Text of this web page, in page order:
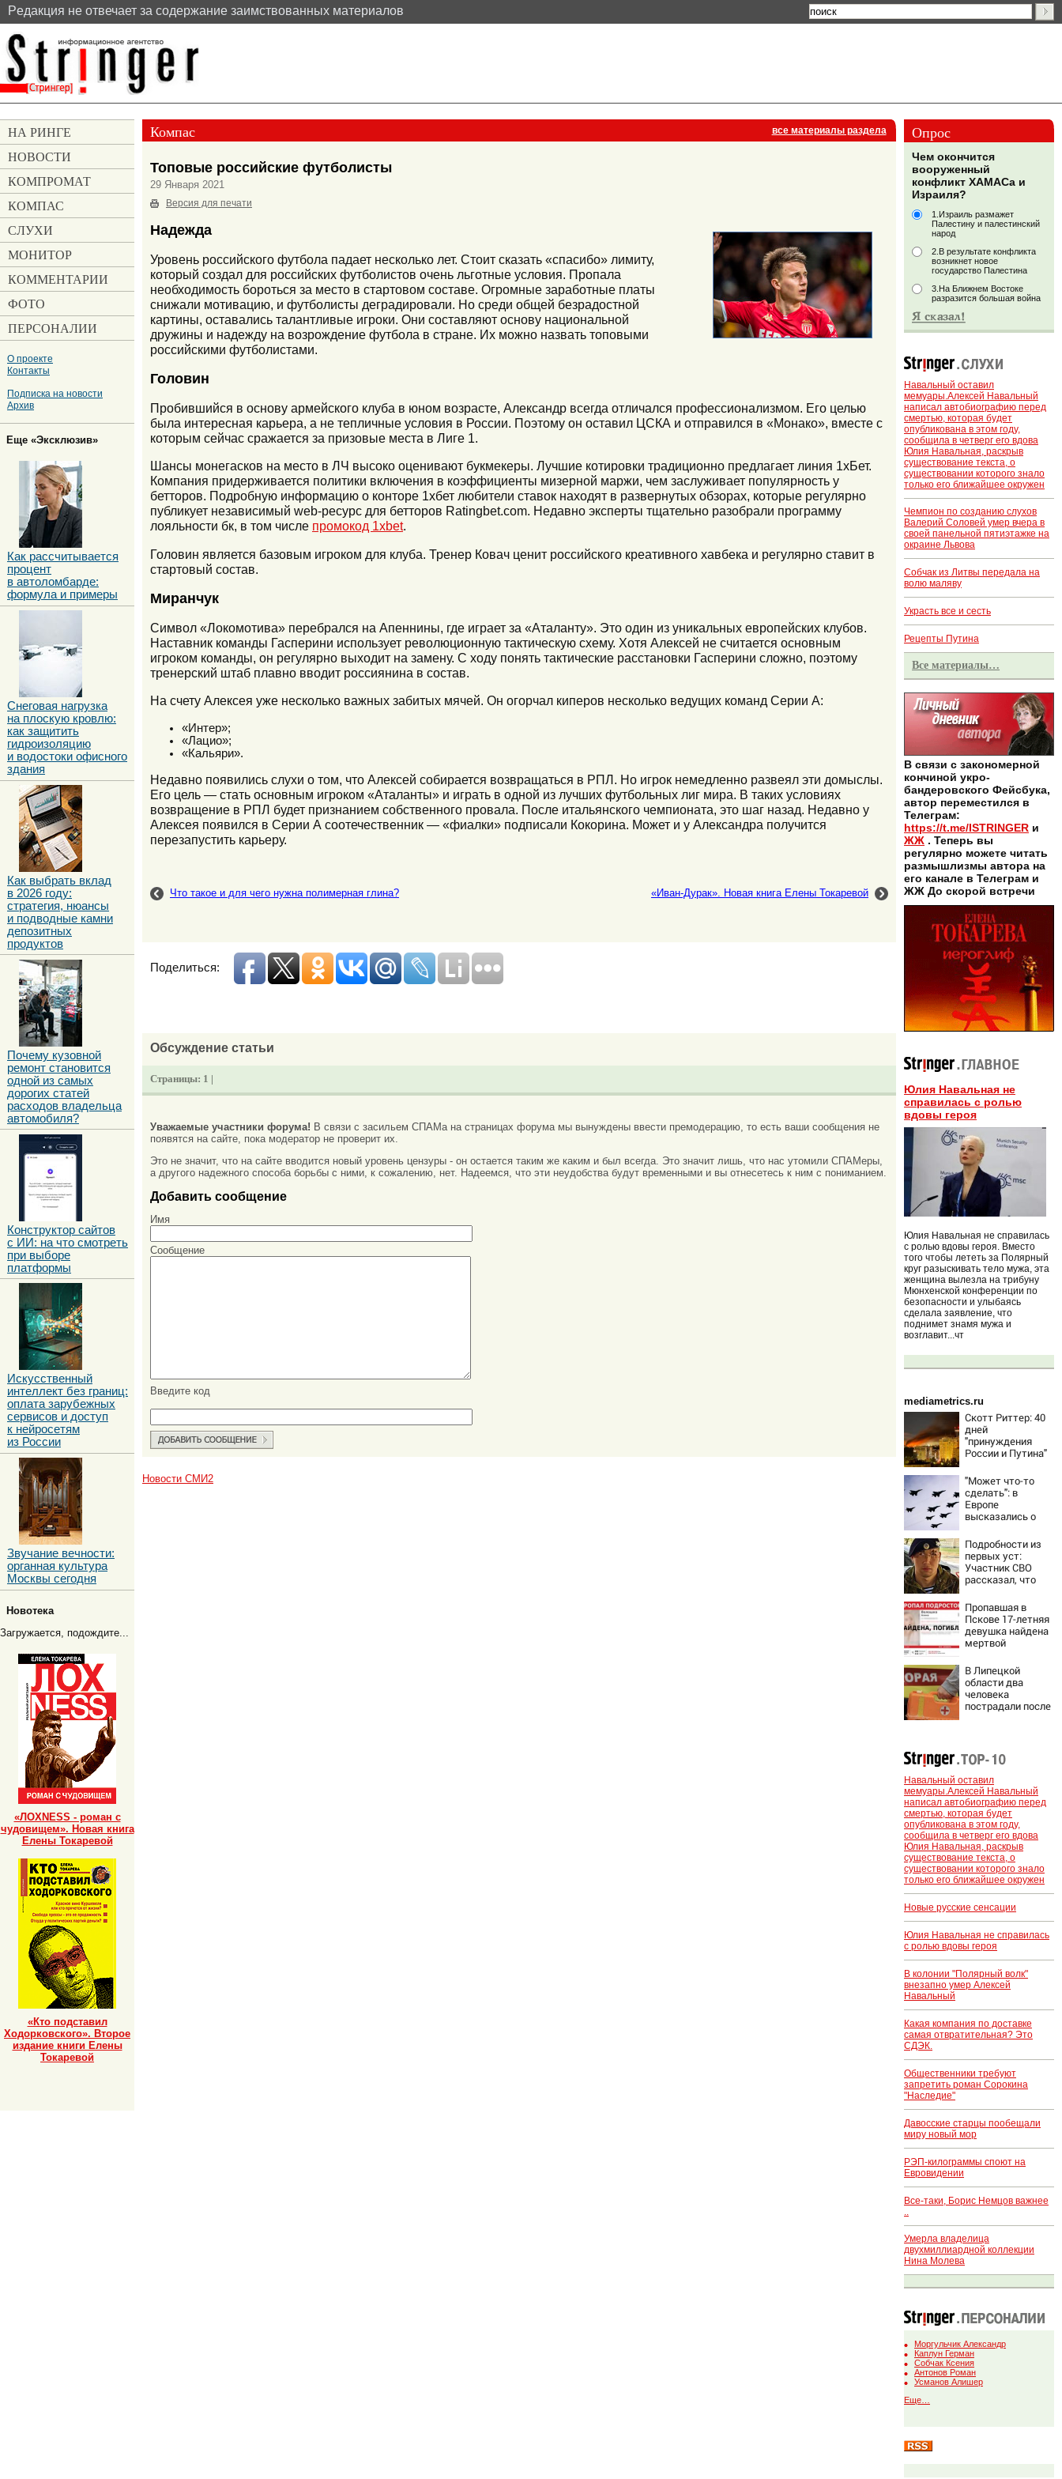
Pедакция не отвечает за содержание заимствованных материалов
Компас все материалы раздела
Топовые российские футболисты
29 Января 2021
Версия для печати
Надежда
Уровень российского футбола падает несколько лет. Стоит сказать «спасибо» лимиту,
который создал для российских футболистов очень льготные условия. Пропала
необходимость бороться за место в стартовом составе. Огромные заработные платы
снижали мотивацию, и футболисты деградировали. Но среди общей безрадостной
картины, оставались талантливые игроки. Они составляют основу национальной
дружины и надежду на возрождение футбола в стране. Их можно назвать топовыми
российскими футболистами.
Головин
Пробившийся в основу армейского клуба в юном возрасте, Александр всегда отличался профессионализмом. Его целью
была интересная карьера, а не тепличные условия в России. Поэтому он оставил ЦСКА и отправился в «Монако», вместе с
которым сейчас сражается за призовые места в Лиге 1.
Шансы монегасков на место в ЛЧ высоко оценивают букмекеры. Лучшие котировки традиционно предлагает линия 1хБет.
Компания придерживается политики включения в коэффициенты мизерной маржи, чем заслуживает популярность у
бетторов. Подробную информацию о конторе 1хбет любители ставок находят в развернутых обзорах, которые регулярно
публикует независимый web-ресурс для бетторов Ratingbet.com. Недавно эксперты тщательно разобрали программу
лояльности бк, в том числе промокод 1xbet.
Головин является базовым игроком для клуба. Тренер Ковач ценит российского креативного хавбека и регулярно ставит в
стартовый состав.
Миранчук
Символ «Локомотива» перебрался на Апеннины, где играет за «Аталанту». Это один из уникальных европейских клубов.
Наставник команды Гасперини использует революционную тактическую схему. Хотя Алексей не считается основным
игроком команды, он регулярно выходит на замену. С ходу понять тактические расстановки Гасперини сложно, поэтому
тренерский штаб плавно вводит россиянина в состав.
На счету Алексея уже несколько важных забитых мячей. Он огорчал киперов несколько ведущих команд Серии А:
«Интер»;
«Лацио»;
«Кальяри».
Недавно появились слухи о том, что Алексей собирается возвращаться в РПЛ. Но игрок немедленно развеял эти домыслы.
Его цель — стать основным игроком «Аталанты» и играть в одной из лучших футбольных лиг мира. В таких условиях
возвращение в РПЛ будет признанием собственного провала. После итальянского чемпионата, это шаг назад. Недавно у
Алексея появился в Серии А соотечественник — «фиалки» подписали Кокорина. Может и у Александра получится
перезапустить карьеру.
Что такое и для чего нужна полимерная глина? «Иван-Дурак». Новая книга Елены Токаревой
Поделиться:
Обсуждение статьи
Страницы: 1 |
Уважаемые участники форума! В связи с засильем СПАМа на страницах форума мы вынуждены ввести премодерацию, то есть ваши сообщения не
появятся на сайте, пока модератор не проверит их.
Это не значит, что на сайте вводится новый уровень цензуры - он остается таким же каким и был всегда. Это значит лишь, что нас утомили СПАМеры,
а другого надежного способа борьбы с ними, к сожалению, нет. Надеемся, что эти неудобства будут временными и вы отнесетесь к ним с пониманием.
Добавить сообщение
Имя
Сообщение
Введите код
Новости СМИ2
Опрос
Чем окончится
вооруженный
конфликт ХАМАСа и
Израиля?
1.Израиль размажет
Палестину и палестинский
народ
2.В результате конфликта
возникнет новое
государство Палестина
3.На Ближнем Востоке
разразится большая война
Навальный оставил
мемуары.Алексей Навальный
написал автобиографию перед
смертью, которая будет
опубликована в этом году,
сообщила в четверг его вдова
Юлия Навальная, раскрыв
существование текста, о
существовании которого знало
только его ближайшее окружен
Чемпион по созданию слухов
Валерий Соловей умер вчера в
своей панельной пятиэтажке на
окраине Львова
Собчак из Литвы передала на
волю маляву
Украсть все и сесть
Рецепты Путина
Все материалы…
В связи с закономерной
кончиной укро-
бандеровского Фейсбука,
автор переместился в
Телеграм:
https://t.me/ISTRINGER и
ЖЖ . Теперь вы
регулярно можете читать
размышлизмы автора на
его канале в Телеграм и
ЖЖ До скорой встречи
Юлия Навальная не
справилась с ролью
вдовы героя
Юлия Навальная не справилась
с ролью вдовы героя. Вместо
того чтобы лететь за Полярный
круг разыскивать тело мужа, эта
женщина вылезла на трибуну
Мюнхенской конференции по
безопасности и улыбаясь
сделала заявление, что
поднимет знамя мужа и
возглавит...чт
mediametrics.ru
Скотт Риттер: 40
дней
"принуждения
России и Путина"
крах режима
Зеленского
"Может что-то
сделать": в
Европе
высказались о
Подробности из
первых уст:
Участник СВО
рассказал, что
схватке с
медведем
Пропавшая в
Пскове 17-летняя
девушка найдена
мертвой
В Липецкой
области два
человека
пострадали после
Навальный оставил
мемуары.Алексей Навальный
написал автобиографию перед
смертью, которая будет
опубликована в этом году,
сообщила в четверг его вдова
Юлия Навальная, раскрыв
существование текста, о
существовании которого знало
только его ближайшее окружен
Новые русские сенсации
Юлия Навальная не справилась
с ролью вдовы героя
В колонии "Полярный волк"
внезапно умер Алексей
Навальный
Какая компания по доставке
самая отвратительная? Это
СДЭК.
Общественники требуют
запретить роман Сорокина
"Наследие"
Давосские старцы пообещали
миру новый мор
РЭП-килограммы споют на
Евровидении
Все-таки, Борис Немцов важнее
Умерла владелица
двухмиллиардной коллекции
Нина Молева
Моргульчик Александр
Каплун Герман
Собчак Ксения
Антонов Роман
Усманов Алишер
Еще…
НА РИНГЕ
НОВОСТИ
КОМПРОМАТ
КОМПАС
СЛУХИ
МОНИТОР
КОММЕНТАРИИ
ФОТО
ПЕРСОНАЛИИ
О проекте
Контакты
Подписка на новости
Архив
Еще «Эксклюзив»
Как рассчитывается
процент
в автоломбарде:
формула и примеры
Снеговая нагрузка
на плоскую кровлю:
как защитить
гидроизоляцию
и водостоки офисного
здания
Как выбрать вклад
в 2026 году:
стратегия, нюансы
и подводные камни
депозитных
продуктов
Почему кузовной
ремонт становится
одной из самых
дорогих статей
расходов владельца
автомобиля?
Конструктор сайтов
с ИИ: на что смотреть
при выборе
платформы
Искусственный
интеллект без границ:
оплата зарубежных
сервисов и доступ
к нейросетям
из России
Звучание вечности:
органная культура
Москвы сегодня
Новотека
Загружается, подождите...
«ЛОХNESS - роман с
чудовищем». Новая книга
Елены Токаревой
«Кто подставил
Ходорковского». Второе
издание книги Елены
Токаревой